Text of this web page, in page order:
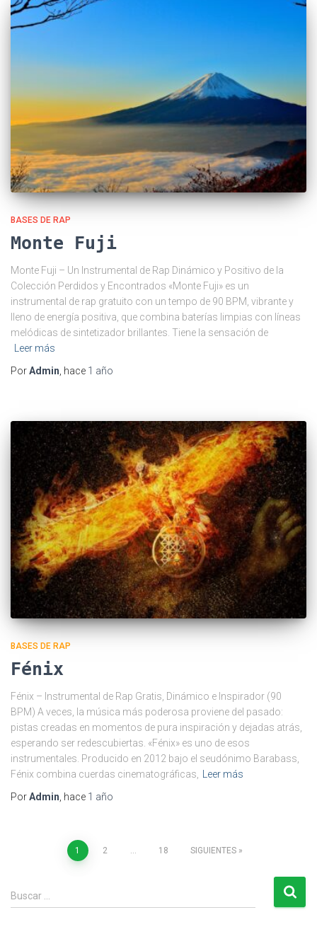
BASES DE RAP
Monte Fuji
Monte Fuji – Un Instrumental de Rap Dinámico y Positivo de la
Colección Perdidos y Encontrados «Monte Fuji» es un
instrumental de rap gratuito con un tempo de 90 BPM, vibrante y
lleno de energía positiva, que combina baterías limpias con líneas
melódicas de sintetizador brillantes. Tiene la sensación de
Leer más
PorAdmin , hace 1 año
BASES DE RAP
Fénix
Fénix – Instrumental de Rap Gratis, Dinámico e Inspirador (90
BPM) A veces, la música más poderosa proviene del pasado:
pistas creadas en momentos de pura inspiración y dejadas atrás,
esperando ser redescubiertas. «Fénix» es uno de esos
instrumentales. Producido en 2012 bajo el seudónimo Barabass,
Fénix combina cuerdas cinematográficas,
Leer más
PorAdmin , hace 1 año
Paginación
de
1 2 18 SIGUIENTES
u
Buscar …